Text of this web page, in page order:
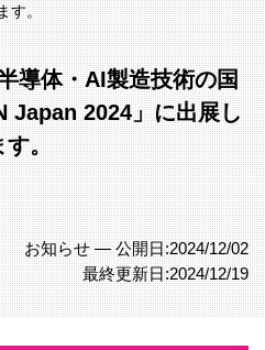
す。
導体・AI製造技術の国
Japan 2024」に出展し
す。
お知らせ —公開日:2024/12/02
最終更新日:2024/12/19